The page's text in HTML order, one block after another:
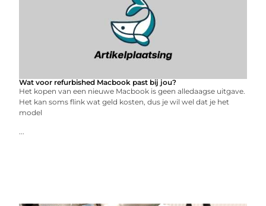
Wat voor refurbished Macbook past bij jou?
Het kopen van een nieuwe Macbook is geen alledaagse uitgave.
Het kan soms flink wat geld kosten, dus je wil wel dat je het
model
...